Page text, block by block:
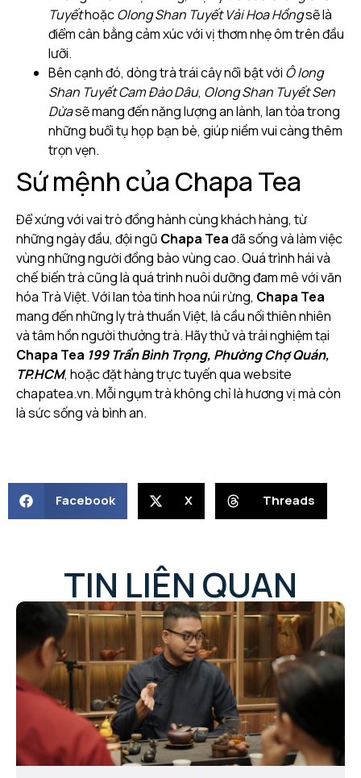
TuyếthoặcOlong Shan Tuyết Vải Hoa Hồngsẽ là
điểm cân bằng cảm xúc với vị thơm nhẹ ôm trên đầu
lưỡi.
Bên cạnh đó, dòng trà trái cây nổi bật với Ô long
Shan Tuyết Cam Đào Dâu, Olong Shan Tuyết Sen
Dừasẽ mang đến năng lượng an lành, lan tỏa trong
những buổi tụ họp bạn bè, giúp niềm vui càng thêm
trọn vẹn.
Sứ mệnh của Chapa Tea
Để xứng với vai trò đồng hành cùng khách hàng, từ
những ngày đầu, đội ngũ Chapa Teađã sống và làm việc
vùng những người đồng bào vùng cao. Quá trình hái và
chế biến trà cũng là quá trình nuôi dưỡng đam mê với văn
hóa Trà Việt. Với lan tỏa tinh hoa núi rừng, Chapa Tea
mang đến những ly trà thuần Việt, là cầu nối thiên nhiên
và tâm hồn người thưởng trà. Hãy thử và trải nghiệm tại
Chapa Tea 199 Trần Bình Trọng, Phường Chợ Quán,
TP.HCM, hoặc đặt hàng trực tuyến qua website
chapatea.vn. Mỗi ngụm trà không chỉ là hương vị mà còn
là sức sống và bình an.
Facebook X Threads
TIN LIÊN QUAN